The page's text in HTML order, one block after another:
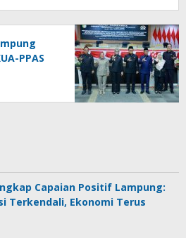
PPAS
Capaian Positif Lampung:
Terkendali, Ekonomi Terus